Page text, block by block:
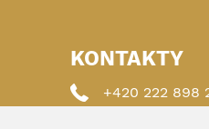
KONTAKTY
+420 222 898